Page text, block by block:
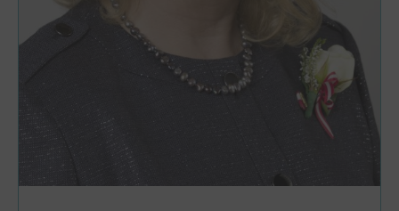
Frauen in die Politik!
Vorstoß in weitere Männerdomänen 0/3
Gemeinsam stark in der Volkspartei 0/1
Testen Sie Ihr Wissen!